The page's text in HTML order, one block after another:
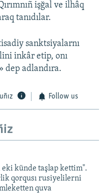
işğal ve ilhâq
tanıdılar.
sanktsiyalarnı
inkâr etip, onı
adlandıra.
Follow us
eki künde taşlap kettim".
qorqusı rusiyelilerni
quva